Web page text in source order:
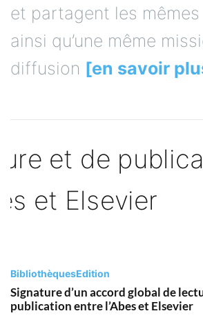
et partagent les
ainsi qu’une même
diffusion [en savoir
BibliothèquesEdition
Signature d’un accord global de
publication entre l’Abes et Elsevier